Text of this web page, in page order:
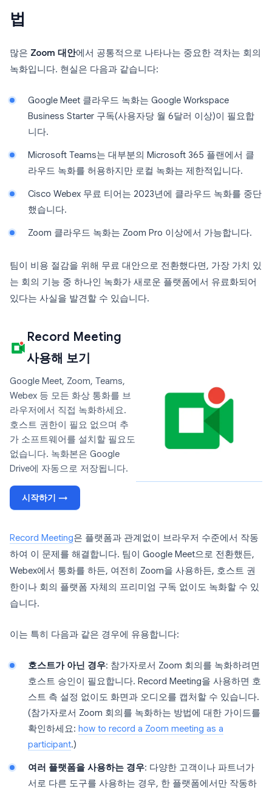
법
많은 Zoom 대안에서 공통적으로 나타나는 중요한 격차는 회의
녹화입니다. 현실은 다음과 같습니다:
Google Meet 클라우드 녹화는 Google Workspace
Business Starter 구독(사용자당 월 6달러 이상)이 필요합
니다.
Microsoft Teams는 대부분의 Microsoft 365 플랜에서 클
라우드 녹화를 허용하지만 로컬 녹화는 제한적입니다.
Cisco Webex 무료 티어는 2023년에 클라우드 녹화를 중단
했습니다.
Zoom 클라우드 녹화는 Zoom Pro 이상에서 가능합니다.
팀이 비용 절감을 위해 무료 대안으로 전환했다면, 가장 가치 있
는 회의 기능 중 하나인 녹화가 새로운 플랫폼에서 유료화되어
있다는 사실을 발견할 수 있습니다.
Record Meeting
사용해 보기
Google Meet, Zoom, Teams,
Webex 등 모든 화상 통화를 브
라우저에서 직접 녹화하세요.
호스트 권한이 필요 없으며 추
가 소프트웨어를 설치할 필요도
없습니다. 녹화본은 Google
Drive에 자동으로 저장됩니다.
시작하기 →
Record Meeting은 플랫폼과 관계없이 브라우저 수준에서 작동
하여 이 문제를 해결합니다. 팀이 Google Meet으로 전환했든,
Webex에서 통화를 하든, 여전히 Zoom을 사용하든, 호스트 권
한이나 회의 플랫폼 자체의 프리미엄 구독 없이도 녹화할 수 있
습니다.
이는 특히 다음과 같은 경우에 유용합니다:
호스트가 아닌 경우: 참가자로서 Zoom 회의를 녹화하려면
호스트 승인이 필요합니다. Record Meeting을 사용하면 호
스트 측 설정 없이도 화면과 오디오를 캡처할 수 있습니다.
(참가자로서 Zoom 회의를 녹화하는 방법에 대한 가이드를
확인하세요: how to record a Zoom meeting as a
participant.)
여러 플랫폼을 사용하는 경우: 다양한 고객이나 파트너가
서로 다른 도구를 사용하는 경우, 한 플랫폼에서만 작동하